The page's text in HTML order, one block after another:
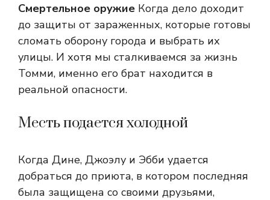
Смертельное оружие Когда дело доходит
до защиты от зараженных, которые готовы
сломать оборону города и выбрать их
улицы. И хотя мы сталкиваемся за жизнь
Томми, именно его брат находится в
реальной опасности.
Месть подается холодной
Когда Дине, Джоэлу и Эбби удается
добраться до приюта, в котором последняя
была защищена со своими друзьями,